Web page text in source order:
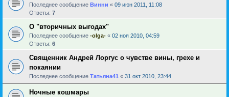
Последнее сообщение Винни « 09 июн 2011, 11:08
Ответы: 7
О "вторичных выгодах"
Последнее сообщение -olga- « 02 ноя 2010, 04:59
Ответы: 6
Священник Андрей Лоргус о чувстве вины, грехе и
покаянии
Последнее сообщение Татьяна41 « 31 окт 2010, 23:44
Ночные кошмары